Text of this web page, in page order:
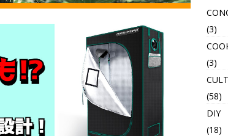
(3)
(3)
(58)
DIY
(18)